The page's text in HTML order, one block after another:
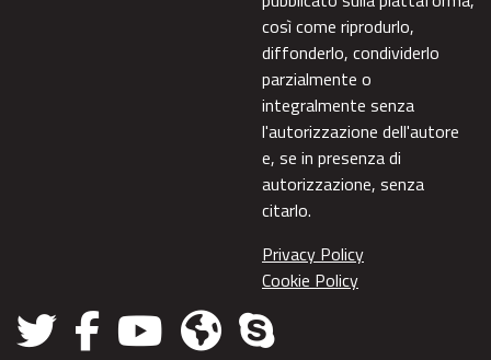
così come riprodurlo,
diffonderlo, condividerlo
parzialmente o
integralmente senza
l'autorizzazione dell'autore
e, se in presenza di
autorizzazione, senza
citarlo.
Privacy Policy
Cookie Policy